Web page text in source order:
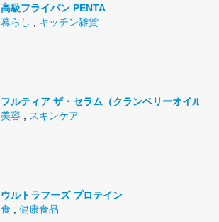
高級フライパン PENTA
暮らし
キッチン雑貨
フルティア ザ・セラム（クランベリーオイル）
美容
スキンケア
ウルトラフーズ プロテイン
食
健康食品